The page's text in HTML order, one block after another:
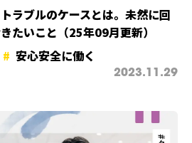
ラブルのケースとは。未然に回
たいこと（25年09月更新）
安心安全に働く
2023.11.29